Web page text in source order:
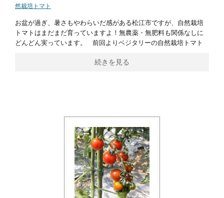
然栽培トマト
お盆が過ぎ、暑さもやわらいだ感がある松江市ですが、自然栽培
トマトはまだまだ育っていますよ！無農薬・無肥料も関係なしに
どんどん実っています。 前回よりベジタリーの自然栽培トマト
続きを見る